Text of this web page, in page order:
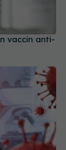
vaccin anti-